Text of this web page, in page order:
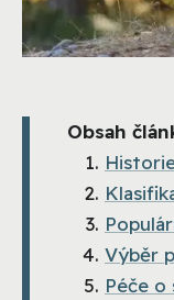
Obsah
Výběr
Péče o